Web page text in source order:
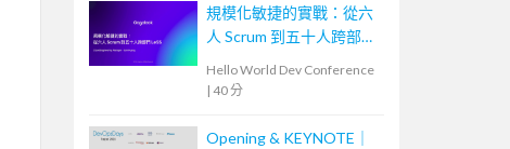
規模化敏捷的實戰：從六
人 Scrum 到五十人跨部門
Hello World Dev Conference
| 40 分
Opening & KEYNOTE｜